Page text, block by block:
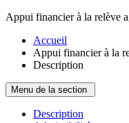
Appui financier à la relève
Accueil
Appui financier à la
Description
Menu de la section
Description